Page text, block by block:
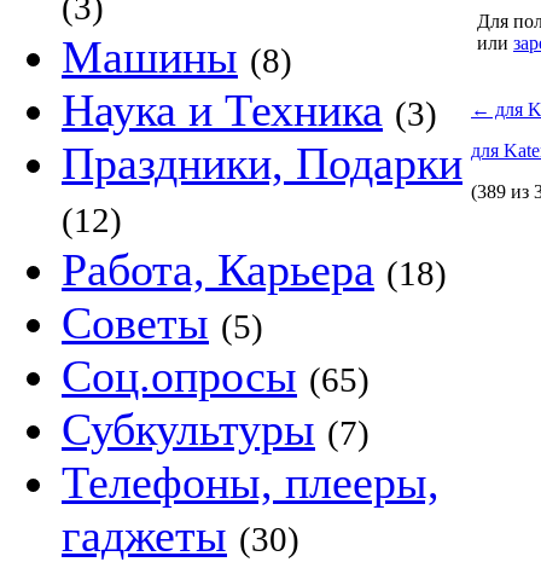
Машины (8)
Наука и Техника (3)
Праздники, Подарки
(12)
Работа, Карьера (18)
Советы (5)
Соц.опросы (65)
Субкультуры (7)
Телефоны, плееры,
гаджеты (30)
Для
или
← для
для
(389 из